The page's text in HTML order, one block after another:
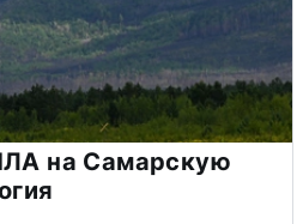
на Самарскую